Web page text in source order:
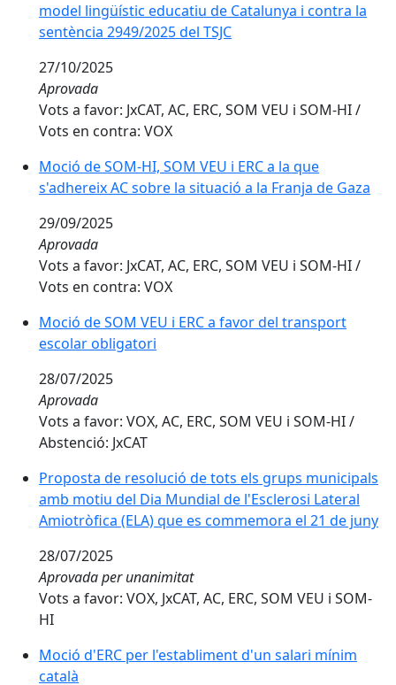
model lingüístic educatiu de Catalunya i contra la
sentència 2949/2025 del TSJC
27/10/2025
Aprovada
Vots a favor: JxCAT, AC, ERC, SOM VEU i SOM-HI /
Vots en contra: VOX
Moció de SOM-HI, SOM VEU i ERC a la que
s'adhereix AC sobre la situació a la Franja de Gaza
29/09/2025
Aprovada
Vots a favor: JxCAT, AC, ERC, SOM VEU i SOM-HI /
Vots en contra: VOX
Moció de SOM VEU i ERC a favor del transport
escolar obligatori
28/07/2025
Aprovada
Vots a favor: VOX, AC, ERC, SOM VEU i SOM-HI /
Abstenció: JxCAT
Proposta de resolució de tots els grups municipals
amb motiu del Dia Mundial de l'Esclerosi Lateral
Amiotròfica (ELA) que es commemora el 21 de juny
28/07/2025
Aprovada per unanimitat
Vots a favor: VOX, JxCAT, AC, ERC, SOM VEU i SOM-
HI
Moció d'ERC per l'establiment d'un salari mínim
català